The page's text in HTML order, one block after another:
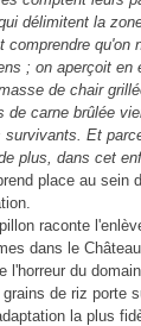
délimitent la
comprendre qu'on
; on aperçoit en
de chair
de carne brûlée
survivants. Et
plus, dans cet
place au sein
raconte
dans le
l'horreur du
grains de riz porte
la plus